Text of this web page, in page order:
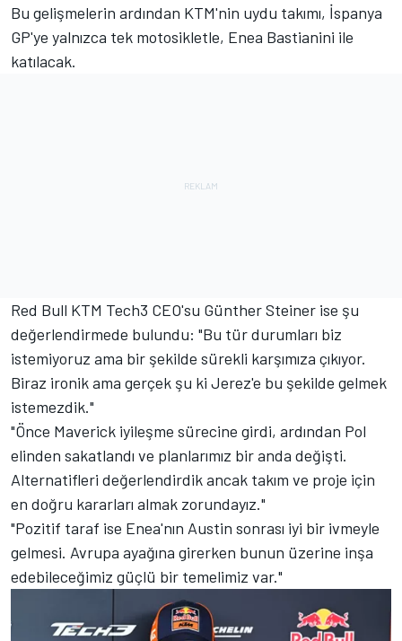
Bu gelişmelerin ardından KTM'nin uydu takımı, İspanya
GP'ye yalnızca tek motosikletle, Enea Bastianini ile
katılacak.
Red Bull KTM Tech3 CEO'su Günther Steiner ise şu
değerlendirmede bulundu: "Bu tür durumları biz
istemiyoruz ama bir şekilde sürekli karşımıza çıkıyor.
Biraz ironik ama gerçek şu ki Jerez'e bu şekilde gelmek
istemezdik."
"Önce Maverick iyileşme sürecine girdi, ardından Pol
elinden sakatlandı ve planlarımız bir anda değişti.
Alternatifleri değerlendirdik ancak takım ve proje için
en doğru kararları almak zorundayız."
"Pozitif taraf ise Enea'nın Austin sonrası iyi bir ivmeyle
gelmesi. Avrupa ayağına girerken bunun üzerine inşa
edebileceğimiz güçlü bir temelimiz var."